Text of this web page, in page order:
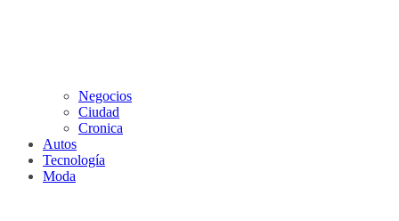
Negocios
Ciudad
Cronica
Autos
Tecnología
Moda